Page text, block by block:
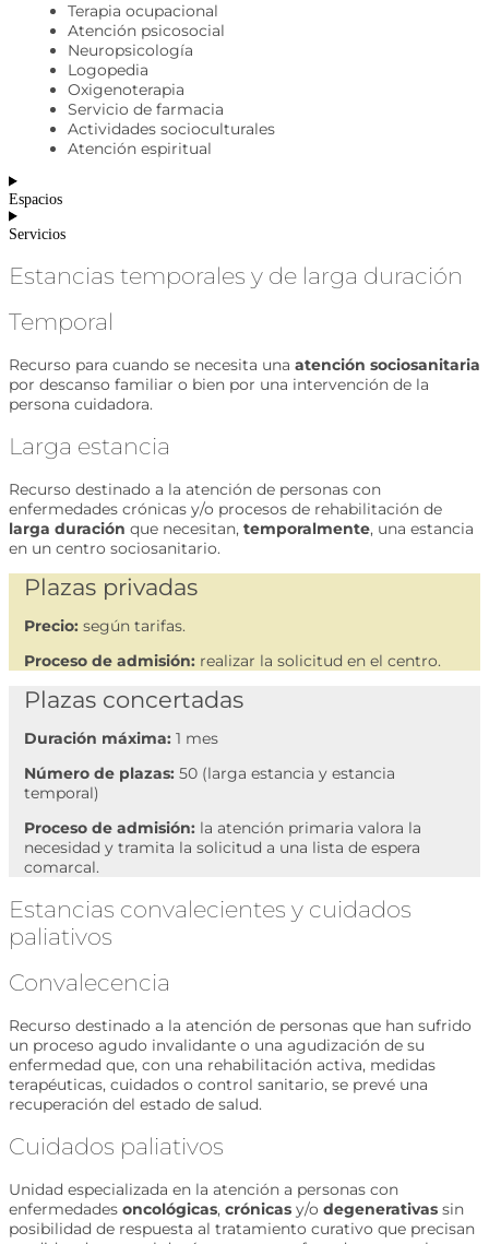
Terapia ocupacional
Atención psicosocial
Neuropsicología
Logopedia
Oxigenoterapia
Servicio de farmacia
Actividades socioculturales
Atención espiritual
Espacios
Servicios
Estancias temporales y de larga duración
Temporal
Recurso para cuando se necesita una atención sociosanitaria
por descanso familiar o bien por una intervención de la
persona cuidadora.
Larga estancia
Recurso destinado a la atención de personas con
enfermedades crónicas y/o procesos de rehabilitación de
larga duración que necesitan, temporalmente, una estancia
en un centro sociosanitario.
Plazas privadas
Precio: según tarifas.
Proceso de admisión: realizar la solicitud en el centro.
Plazas concertadas
Duración máxima: 1 mes
Número de plazas: 50 (larga estancia y estancia
temporal)
Proceso de admisión: la atención primaria valora la
necesidad y tramita la solicitud a una lista de espera
comarcal.
Estancias convalecientes y cuidados
paliativos
Convalecencia
Recurso destinado a la atención de personas que han sufrido
un proceso agudo invalidante o una agudización de su
enfermedad que, con una rehabilitación activa, medidas
terapéuticas, cuidados o control sanitario, se prevé una
recuperación del estado de salud.
Cuidados paliativos
Unidad especializada en la atención a personas con
enfermedades oncológicas, crónicas y/o degenerativas sin
posibilidad de respuesta al tratamiento curativo que precisan